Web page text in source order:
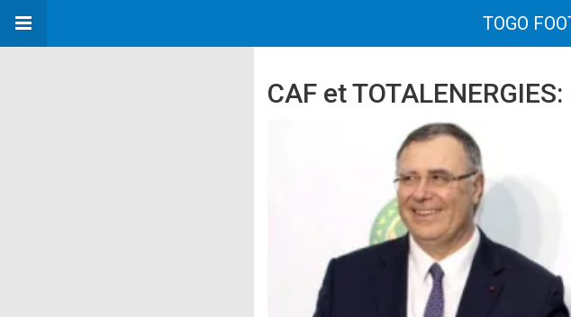
TOGO
CAF et